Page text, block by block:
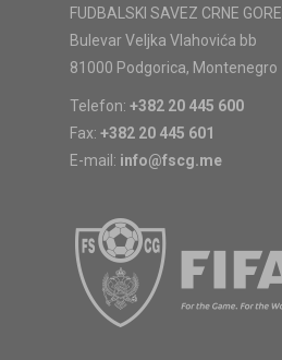
FUDBALSKI SAVEZ CRNE GORE
Bulevar Veljka Vlahovića bb
81000 Podgorica, Montenegro
Telefon: +382 20 445 600
Fax: +382 20 445 601
E-mail: info@fscg.me